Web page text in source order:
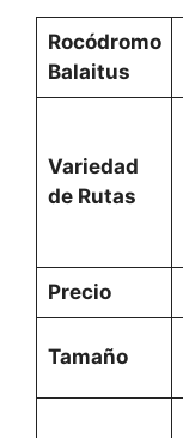
Rocódromo
Balaitus
Variedad
de Rutas
Precio
Tamaño